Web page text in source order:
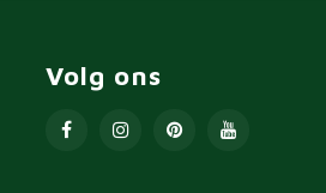
Volg ons